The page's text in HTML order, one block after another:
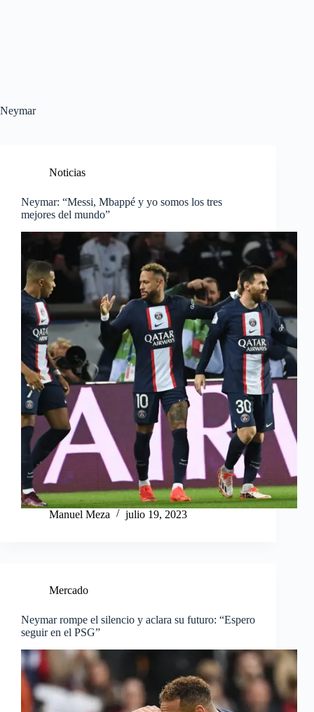
Neymar
Noticias
Neymar: “Messi, Mbappé y yo somos los tres
mejores del mundo”
Manuel Meza julio 19, 2023
Mercado
Neymar rompe el silencio y aclara su futuro: “Espero
seguir en el PSG”